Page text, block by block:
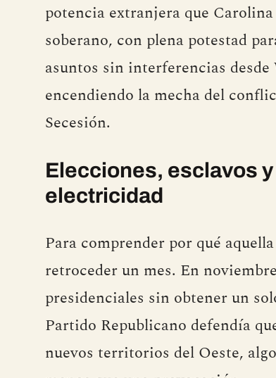
potencia extranjera que
soberano, con plena potestad
asuntos sin interferencias
encendiendo la mecha del
Secesión.
Elecciones, esclavos
electricidad
Para comprender por qué
retroceder un mes. En
presidenciales sin obtener un
Partido Republicano defendía
nuevos territorios del Oeste,